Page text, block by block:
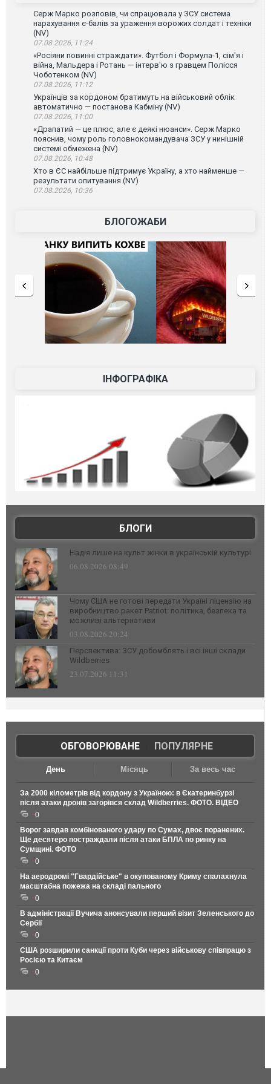
Серж Марко розповів, чи спрацювала у ЗСУ система
нарахування є-балів за ураження ворожих солдат і техніки
(NV)
07.08.2026, 11:24
«Росіяни повинні страждати». Футбол і Формула-1, сім'я і
війна, Мальдера і Ротань — інтерв'ю з гравцем Полісся
Чоботенком (NV)
07.08.2026, 11:12
Українців за кордоном братимуть на військовий облік
автоматично — постанова Кабміну (NV)
07.08.2026, 11:00
«Драпатий — це плюс, але є деякі нюанси». Серж Марко
пояснив, чому роль головнокомандувача ЗСУ у нинішній
системі обмежена (NV)
07.08.2026, 10:48
Хто в ЄС найбільше підтримує Україну, а хто найменше —
результати опитування (NV)
07.08.2026, 10:36
БЛОГОЖАБИ
ІНФОГРАФІКА
БЛОГИ
Надія лише на культ жінки в українській культурі
06.08.2026 08:49
Чому США не готові передати Україні ліцензію на
виробництво ракет Patriot: політика, безпека та
можливі альтернативи
03.08.2026 20:24
Перспектива: ЗСУ добомблять і всі інші склади
Wildberries
23.07.2026 11:31
ОБГОВОРЮВАНЕ| ПОПУЛЯРНЕ
День Місяць За весь час
За 2000 кілометрів від кордону з Україною: в Єкатеринбурзі
після атаки дронів загорівся склад Wildberries. ФОТО. ВІДЕО
0
Ворог завдав комбінованого удару по Сумах, двоє поранених.
Ще десятеро постраждали після атаки БПЛА по ринку на
Сумщині. ФОТО
0
На аеродромі "Гвардійське" в окупованому Криму спалахнула
масштабна пожежа на складі пального
0
В адміністрації Вучича анонсували перший візит Зеленського до
Сербії
0
США розширили санкції проти Куби через військову співпрацю з
Росією та Китаєм
0